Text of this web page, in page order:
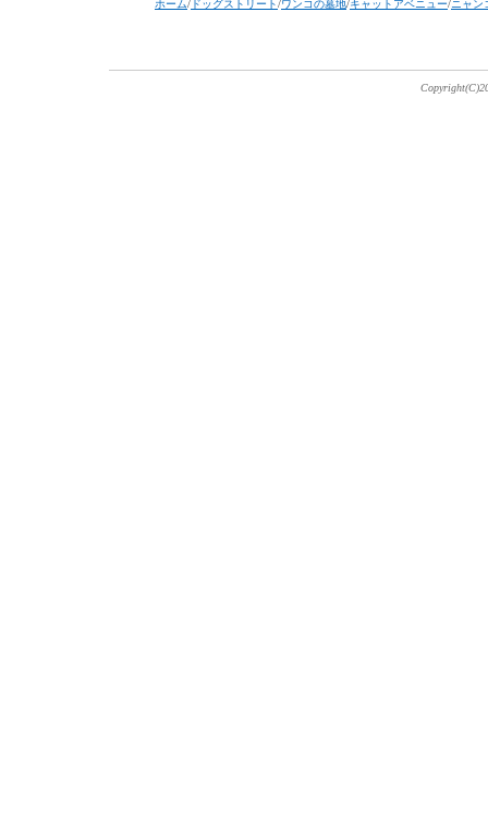
ホーム/ ドッグストリート/ワンコの墓地/キャットアベニュー/ニャン